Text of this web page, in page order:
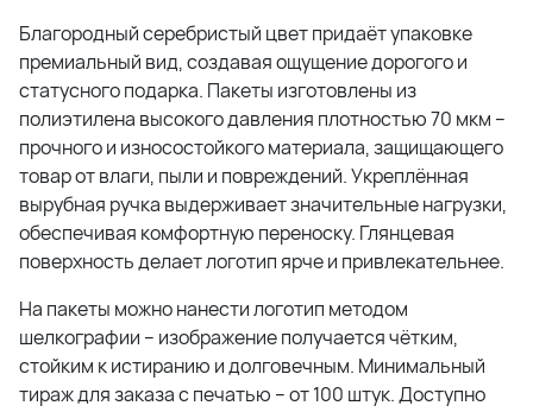
Благородный серебристый цвет придаёт упаковке
премиальный вид, создавая ощущение дорогого и
статусного подарка. Пакеты изготовлены из
полиэтилена высокого давления плотностью 70 мкм –
прочного и износостойкого материала, защищающего
товар от влаги, пыли и повреждений. Укреплённая
вырубная ручка выдерживает значительные нагрузки,
обеспечивая комфортную переноску. Глянцевая
поверхность делает логотип ярче и привлекательнее.
На пакеты можно нанести логотип методом
шелкографии – изображение получается чётким,
стойким к истиранию и долговечным. Минимальный
тираж для заказа с печатью – от 100 штук. Доступно